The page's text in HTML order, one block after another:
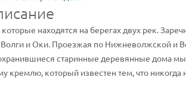
находятся на берегах двух рек.
и Оки. Проезжая по Нижневолжской и
старинные деревянные дома
который известен тем, что никогда